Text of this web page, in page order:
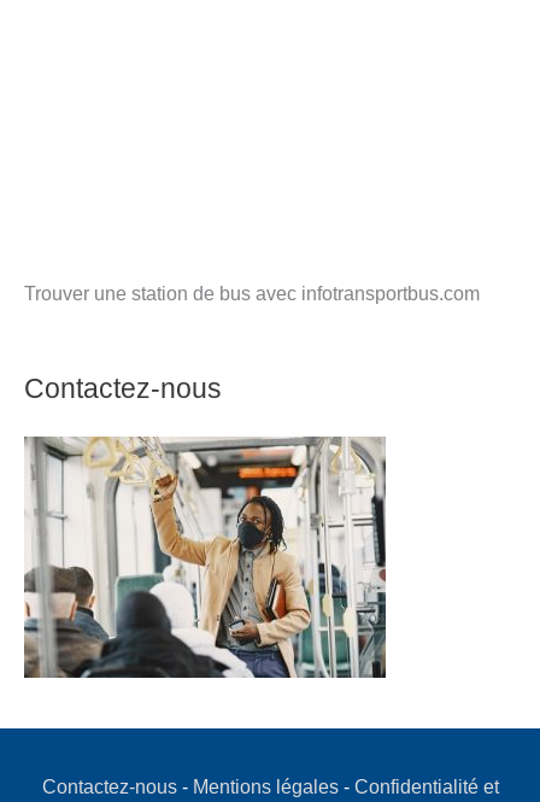
Trouver une station de bus avec infotransportbus.com
Contactez-nous
Contactez-nous- Mentions légales- Confidentialité et